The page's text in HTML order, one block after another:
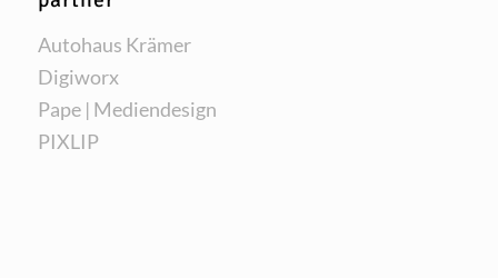
Auto­haus Krämer
Digi­worx
Pape | Mediendesign
PIXLIP